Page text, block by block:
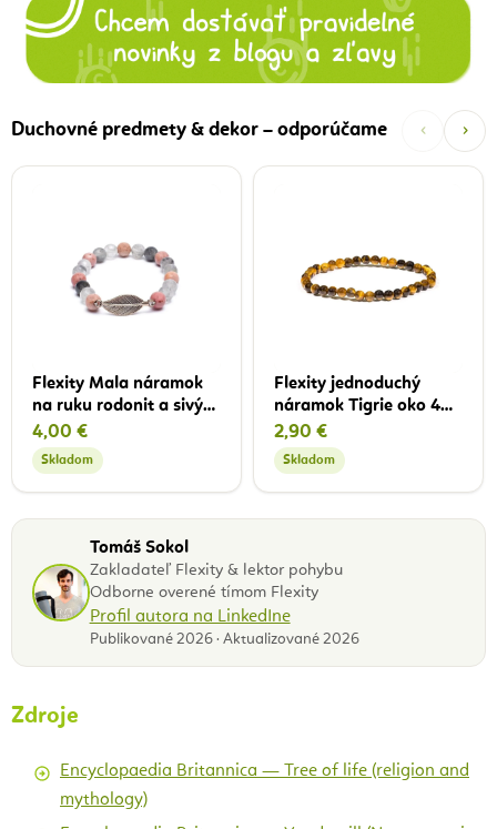
Duchovné predmety & dekor – odporúčame ‹ ›
Flexity Mala náramok
na ruku rodonit a sivý
kremeň s pierkom, 8
mm
4,00 €
Skladom
Flexity jednoduchý
náramok Tigrie oko 4
mm
2,90 €
Skladom
Tomáš Sokol
Zakladateľ Flexity & lektor pohybu
Odborne overené tímom Flexity
Profil autora na LinkedIne
Publikované 2026 · Aktualizované 2026
Zdroje
Encyclopaedia Britannica — Tree of life (religion and
mythology)